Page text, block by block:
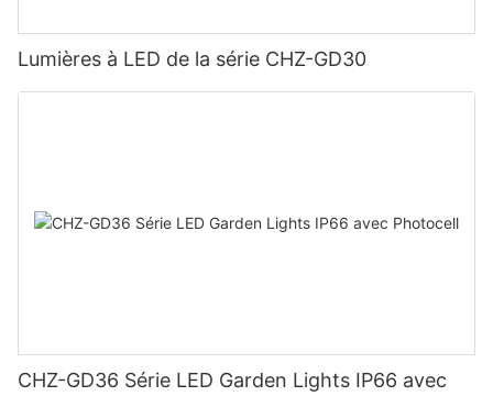
Lumières à LED de la série CHZ-GD30
CHZ-GD36 Série LED Garden Lights IP66 avec